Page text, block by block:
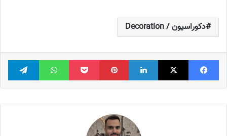
دکوراسیون / Decoration
فیس بوک X لینکدین ‫پین‌ترست پاکت واتس آپ